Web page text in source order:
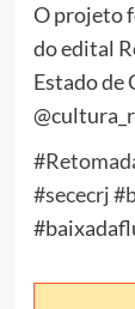
O projeto
do edital
Estado de
#sececrj